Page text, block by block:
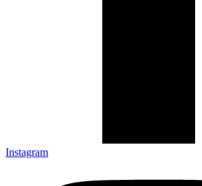
Instagram